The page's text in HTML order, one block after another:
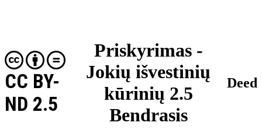
Priskyrimas -
Jokių išvestinių
kūrinių 2.5
Bendrasis
CC BY-
ND 2.5
Deed